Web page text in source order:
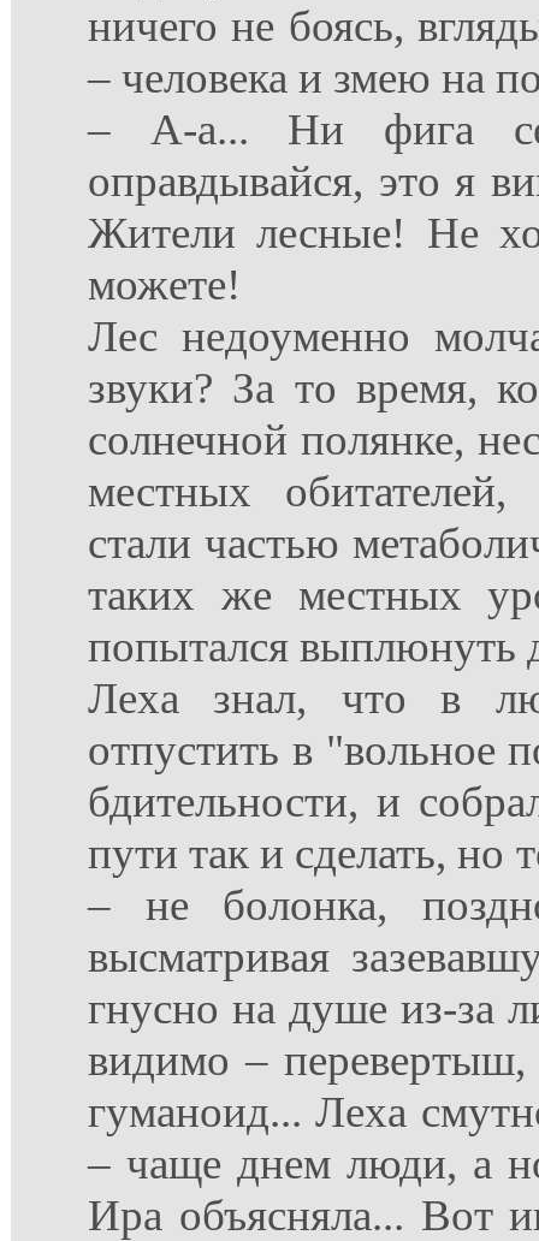
ничего не боясь,
– человека и змею на
– А-а... Ни фига
оправдывайся, это я
Жители лесные! Не
можете!
Лес недоуменно
звуки? За то время,
солнечной полянке,
местных
стали частью
таких же местных
попытался выплюнуть
Леха знал, что в
отпустить в "вольное
бдительности, и
пути так и сделать, но
– не болонка,
высматривая
гнусно на душе из-за
видимо –
гуманоид... Леха
– чаще днем люди, а
Ира объясняла... Вот